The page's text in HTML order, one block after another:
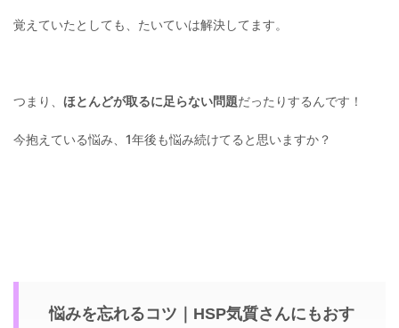
覚えていたとしても、たいていは解決してます。
つまり、 ほとんどが取るに足らない問題だったりするんです！
今抱えている悩み、1年後も悩み続けてると思いますか？
悩みを忘れるコツ｜HSP気質さんにもおす